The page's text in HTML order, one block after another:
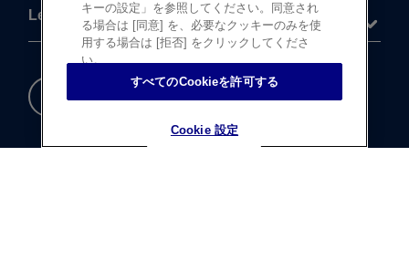
Legal
重要な​安全情報
キーの設定」を参照してください。同意され
る場合は [同意] を、必要なクッキーのみを使
用する場合は [拒否] をクリックしてくださ
い。
Cookie 設定
すべてのCookieを許可する